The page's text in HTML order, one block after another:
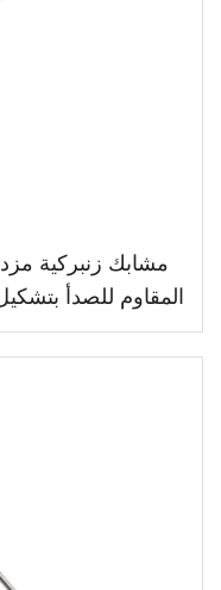
مشابك زنبركية
المقاوم للصدأ